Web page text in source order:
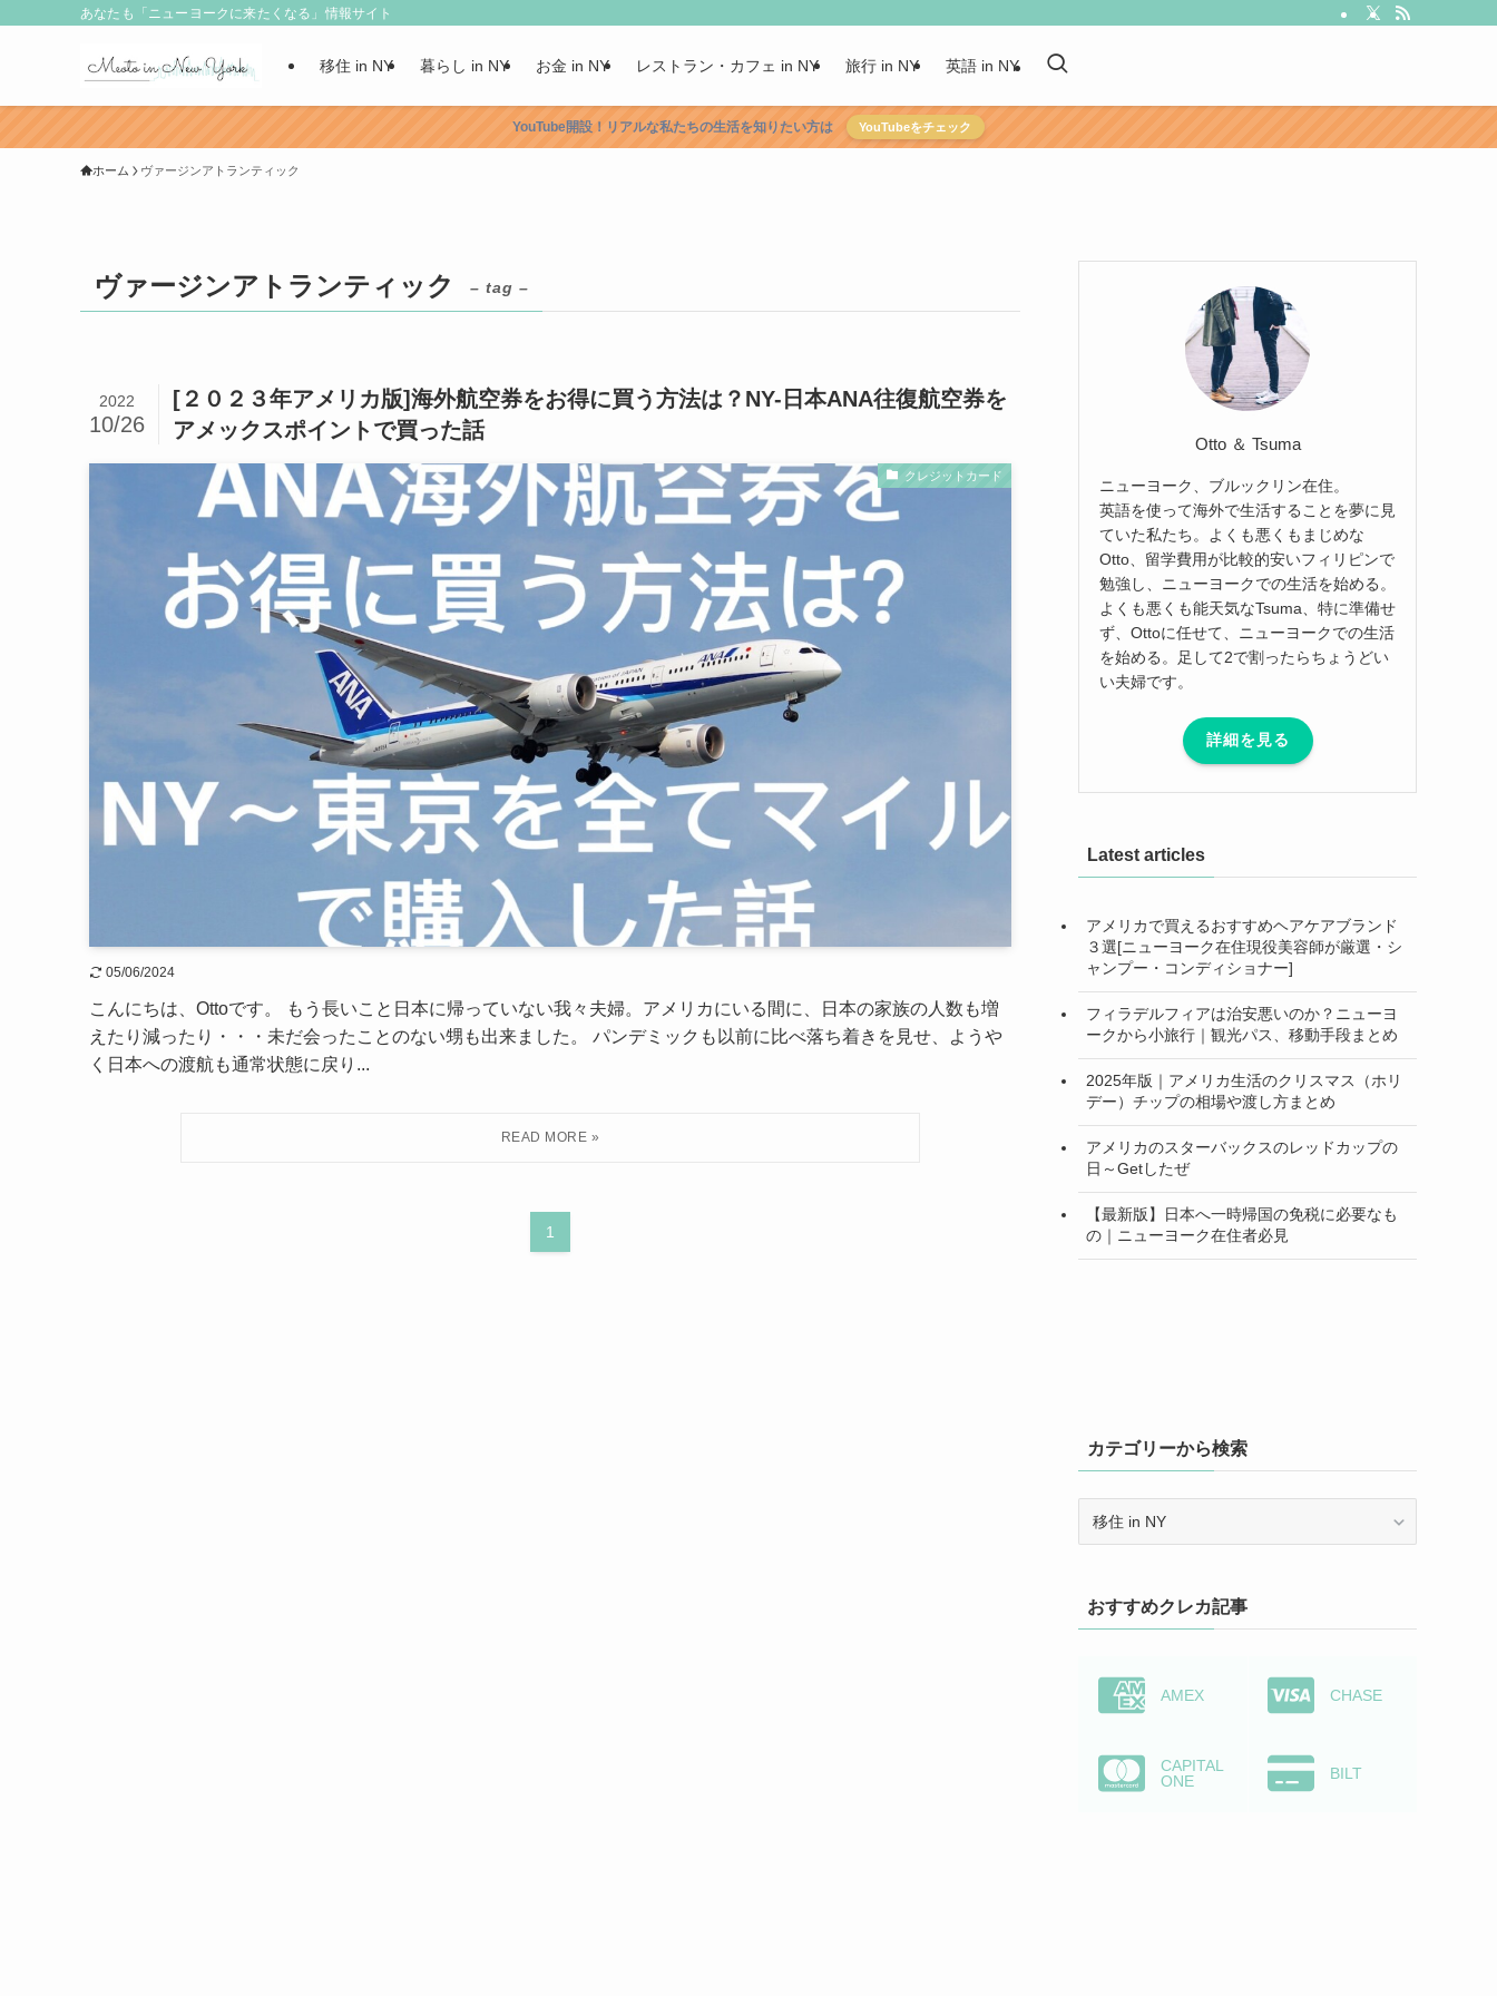
あなたも「ニューヨークに来たくなる」情報サイト
移住 in NY 暮らし in NY お金 in NY レストラン・カフェ in NY 旅行 in NY 英語 in NY
YouTube開設！リアルな私たちの生活を知りたい方は YouTubeをチェック
ホーム ヴァージンアトランティック
ヴァージンアトランティック – tag –
[２０２３年アメリカ版]海外航空券をお得に買う方法は？NY-日本ANA往復航空券を
アメックスポイントで買った話
2022
10/26
クレジットカード
05/06/2024
こんにちは、Ottoです。 もう長いこと日本に帰っていない我々夫婦。アメリカにいる間に、日本の家族の人数も増
えたり減ったり・・・未だ会ったことのない甥も出来ました。 パンデミックも以前に比べ落ち着きを見せ、ようや
く日本への渡航も通常状態に戻り...
1
Otto ＆ Tsuma
ニューヨーク、ブルックリン在住。
英語を使って海外で生活することを夢に見
ていた私たち。よくも悪くもまじめな
Otto、留学費用が比較的安いフィリピンで
勉強し、ニューヨークでの生活を始める。
よくも悪くも能天気なTsuma、特に準備せ
ず、Ottoに任せて、ニューヨークでの生活
を始める。足して2で割ったらちょうどい
い夫婦です。
詳細を見る
Latest articles
アメリカで買えるおすすめヘアケアブランド
３選[ニューヨーク在住現役美容師が厳選・シ
ャンプー・コンディショナー]
フィラデルフィアは治安悪いのか？ニューヨ
ークから小旅行｜観光パス、移動手段まとめ
2025年版｜アメリカ生活のクリスマス（ホリ
デー）チップの相場や渡し方まとめ
アメリカのスターバックスのレッドカップの
日～Getしたぜ
【最新版】日本へ一時帰国の免税に必要なも
の｜ニューヨーク在住者必見
カテゴリーから検索
ー
か
おすすめクレカ記事
AMEX CHASE
CAPITAL
ONE
BILT